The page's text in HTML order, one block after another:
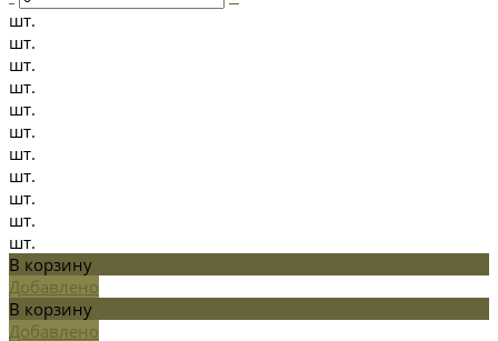
шт.
шт.
шт.
шт.
шт.
шт.
шт.
шт.
шт.
шт.
шт.
В корзину
Добавлено
В корзину
Добавлено